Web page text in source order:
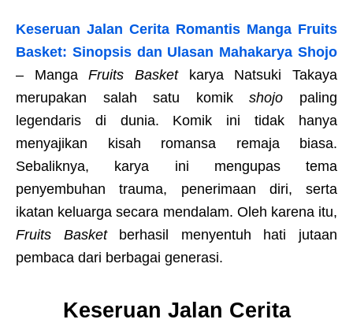
Keseruan Jalan Cerita Romantis Manga Fruits
Basket: Sinopsis dan Ulasan Mahakarya Shojo
– MangaFruits Basketkarya Natsuki Takaya
merupakan salah satu komikshojo paling
legendaris di dunia. Komik ini tidak hanya
menyajikan kisah romansa remaja biasa.
Sebaliknya, karya ini mengupas tema
penyembuhan trauma, penerimaan diri, serta
ikatan keluarga secara mendalam. Oleh karena itu,
Fruits Basketberhasil menyentuh hati jutaan
pembaca dari berbagai generasi.
Keseruan Jalan Cerita